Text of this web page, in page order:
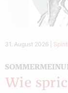
31. August 2026
Wie